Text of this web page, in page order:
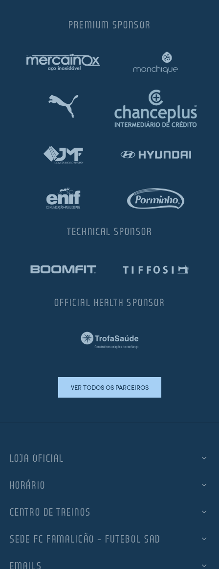
PREMIUM SPONSOR
TECHNICAL SPONSOR
OFFICIAL HEALTH SPONSOR
VER TODOS OS PARCEIROS
LOJA OFICIAL
HORÁRIO
CENTRO DE TREINOS
SEDE FC FAMALICÃO – FUTEBOL SAD
EMAILS